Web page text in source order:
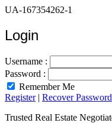
UA-167354262-1
Login
Username :
Password :
Remember Me
Register| Recover Password
Trusted Real Estate